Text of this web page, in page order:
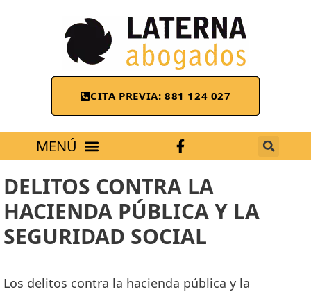
CITA PREVIA: 881 124 027
DELITOS CONTRA LA
HACIENDA PÚBLICA Y LA
SEGURIDAD SOCIAL
Los delitos contra la hacienda pública y la